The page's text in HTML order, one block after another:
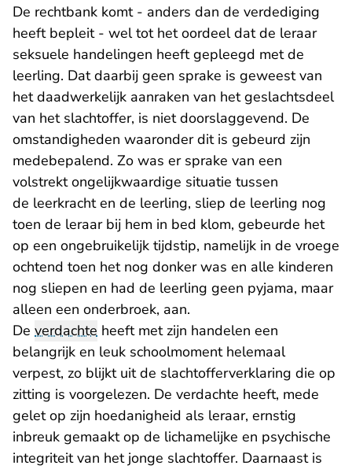
De rechtbank komt - anders dan de verdediging
heeft bepleit - wel tot het oordeel dat de leraar
seksuele handelingen heeft gepleegd met de
leerling. Dat daarbij geen sprake is geweest van
het daadwerkelijk aanraken van het geslachtsdeel
van het slachtoffer, is niet doorslaggevend. De
omstandigheden waaronder dit is gebeurd zijn
medebepalend. Zo was er sprake van een
volstrekt ongelijkwaardige situatie tussen
de leerkracht en de leerling, sliep de leerling nog
toen de leraar bij hem in bed klom, gebeurde het
op een ongebruikelijk tijdstip, namelijk in de vroege
ochtend toen het nog donker was en alle kinderen
nog sliepen en had de leerling geen pyjama, maar
alleen een onderbroek, aan.
De verdachte heeft met zijn handelen een
belangrijk en leuk schoolmoment helemaal
verpest, zo blijkt uit de slachtofferverklaring die op
zitting is voorgelezen. De verdachte heeft, mede
gelet op zijn hoedanigheid als leraar, ernstig
inbreuk gemaakt op de lichamelijke en psychische
integriteit van het jonge slachtoffer. Daarnaast is